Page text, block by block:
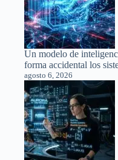
Un modelo de
forma accidental los
agosto 6, 2026